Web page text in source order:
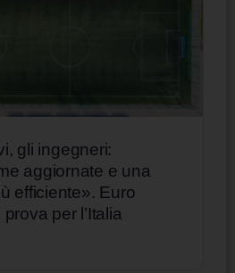
gli ingegneri:
aggiornate e una
efficiente». Euro
per l’Italia